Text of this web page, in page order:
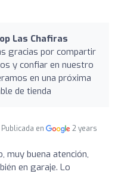
Las Chafiras
gracias por compartir
y confiar en nuestro
en una próxima
de tienda
Publicada en
2 years
muy buena atención,
en garaje. Lo